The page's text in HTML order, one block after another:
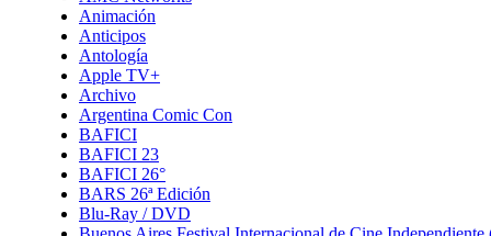
Animación
Anticipos
Antología
Apple TV+
Archivo
Argentina Comic Con
BAFICI
BAFICI 23
BAFICI 26°
BARS 26ª Edición
Blu-Ray / DVD